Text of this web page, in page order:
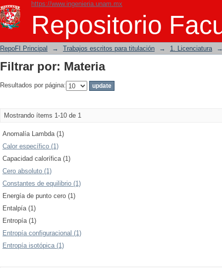
https://www.ingenieria.unam.mx
Repositorio
Filtrar por: Materia
RepoFI Principal → Trabajos escritos para titulación → 1. Licenciatura
Filtrar por: Materia
Resultados por página:
Mostrando ítems 1-10 de 1
Anomalía Lambda (1)
Calor específico (1)
Capacidad calorífica (1)
Cero absoluto (1)
Constantes de equilibrio (1)
Energía de punto cero (1)
Entalpía (1)
Entropía (1)
Entropía configuracional (1)
Entropía isotópica (1)